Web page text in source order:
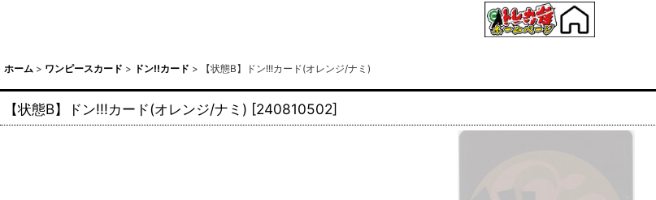
ホーム > ワンピースカード > ドン!!カード > 【状態B】ドン!!!カード(オレンジ/ナミ)
【状態B】ドン!!!カード(オレンジ/ナミ) [240810502]